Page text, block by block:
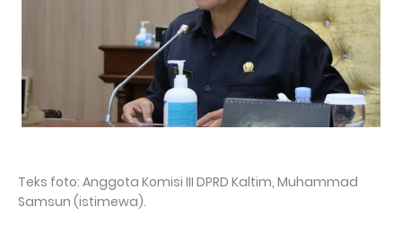
Teks foto: Anggota Komisi III DPRD Kaltim, Muhammad
Samsun (istimewa).